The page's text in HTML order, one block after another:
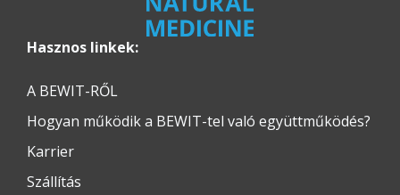
Hasznos linkek:
A BEWIT-RŐL
Hogyan működik a BEWIT-tel való együttműködés?
Karrier
Szállítás